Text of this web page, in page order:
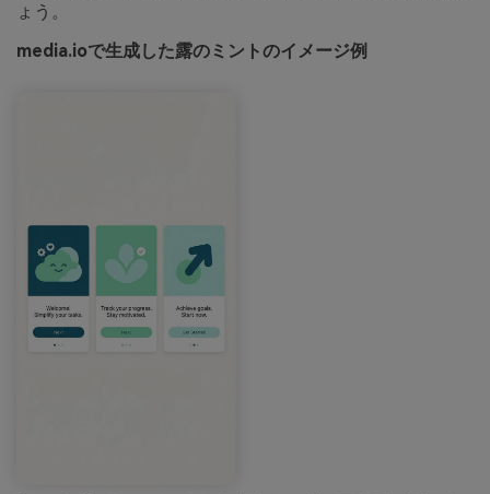
ょう。
media.ioで生成した露のミントのイメージ例